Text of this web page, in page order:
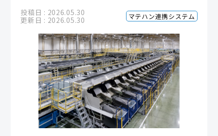
投稿日 : 2026.05.30
更新日 : 2026.05.30
マテハン連携システム